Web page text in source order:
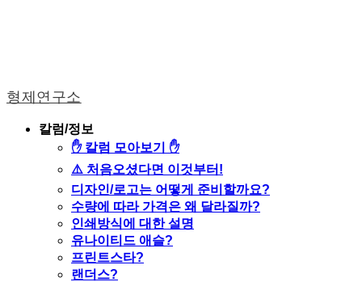
형제연구소
칼럼/정보
✋ 칼럼 모아보기 ✋
⚠️ 처음오셨다면 이것부터!
디자인/로고는 어떻게 준비할까요?
수량에 따라 가격은 왜 달라질까?
인쇄방식에 대한 설명
유나이티드 애슬?
프린트스타?
랜더스?